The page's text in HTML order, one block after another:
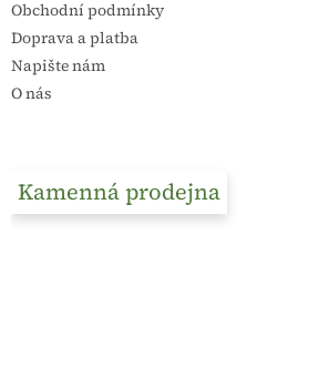
Obchodní podmínky
Doprava a platba
Napište nám
O nás
Kamenná prodejna